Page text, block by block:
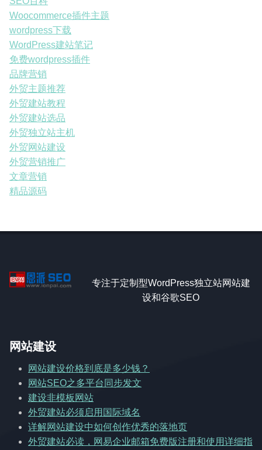
Woocommerce插件主题
wordpress下载
WordPress建站笔记
免费wordpress插件
品牌营销
外贸主题推荐
外贸建站教程
外贸建站选品
外贸独立站主机
外贸网站建设
外贸营销推广
文章营销
精品源码
专注于定制型WordPress独立站网站建
设和谷歌SEO
网站建设
网站建设价格到底是多少钱？
网站SEO之多平台同步发文
建设非模板网站
外贸建站必须启用国际域名
详解网站建设中如何创作优秀的落地页
外贸建站必读，网易企业邮箱免费版注册和使用详细指